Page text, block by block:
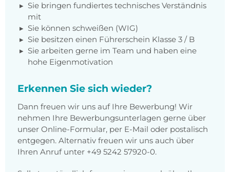
Sie bringen fundiertes technisches Verständnis
mit
Sie können schweißen (WIG)
Sie besitzen einen Führerschein Klasse 3 / B
Sie arbeiten gerne im Team und haben eine
hohe Eigenmotivation
Erkennen Sie sich wieder?
Dann freuen wir uns auf Ihre Bewerbung! Wir
nehmen Ihre Bewerbungsunterlagen gerne über
unser Online-Formular, per E-Mail oder postalisch
entgegen. Alternativ freuen wir uns auch über
Ihren Anruf unter +49 5242 57920-0.